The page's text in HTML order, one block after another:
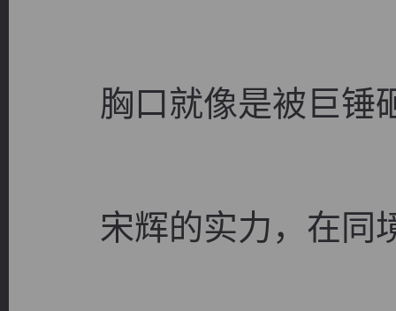
胸口就像是被巨锤
宋辉的实力，在同